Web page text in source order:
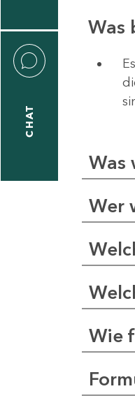
CHAT
Was
Was
Wer
Wie